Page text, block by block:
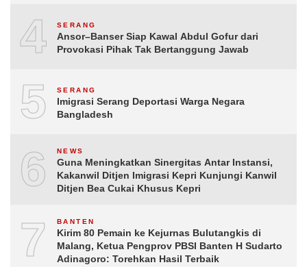
4 SERANG
Ansor–Banser Siap Kawal Abdul Gofur dari
Provokasi Pihak Tak Bertanggung Jawab
5 SERANG
Imigrasi Serang Deportasi Warga Negara
Bangladesh
6 NEWS
Guna Meningkatkan Sinergitas Antar Instansi,
Kakanwil Ditjen Imigrasi Kepri Kunjungi Kanwil
Ditjen Bea Cukai Khusus Kepri
7 BANTEN
Kirim 80 Pemain ke Kejurnas Bulutangkis di
Malang, Ketua Pengprov PBSI Banten H Sudarto
Adinagoro: Torehkan Hasil Terbaik